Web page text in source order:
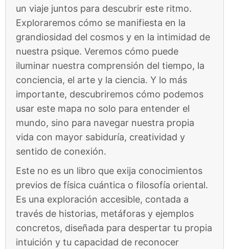
un viaje juntos para descubrir este ritmo.
Exploraremos cómo se manifiesta en la
grandiosidad del cosmos y en la intimidad de
nuestra psique. Veremos cómo puede
iluminar nuestra comprensión del tiempo, la
conciencia, el arte y la ciencia. Y lo más
importante, descubriremos cómo podemos
usar este mapa no solo para entender el
mundo, sino para navegar nuestra propia
vida con mayor sabiduría, creatividad y
sentido de conexión.
Este no es un libro que exija conocimientos
previos de física cuántica o filosofía oriental.
Es una exploración accesible, contada a
través de historias, metáforas y ejemplos
concretos, diseñada para despertar tu propia
intuición y tu capacidad de reconocer